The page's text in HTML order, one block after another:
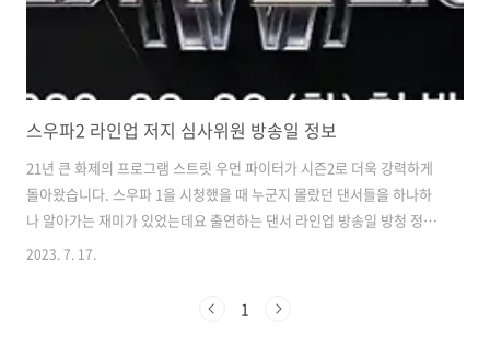
스우파2 라인업 저지 심사위원 방송일 정보
21년 큰 화제의 프로그램 스트릿 우먼 파이터가 시즌2로 더욱 강력하게
돌아왔습니다. 스우파 1을 시청했을 때 누군지 몰랐던 댄서들을 하나하
나 알아가는 재미가 있었는데요 출연하는 댄서 라인업 방송일 방청 정보
등을 알아보도록 하겠습니다! 스우파 2 공식 인스타 바로가기 목차 스트
다. 2023년 8월 15일에 종영하는 퀸덤 퍼즐의 후속작으로 스트릿 우먼
2023. 7. 17.
1